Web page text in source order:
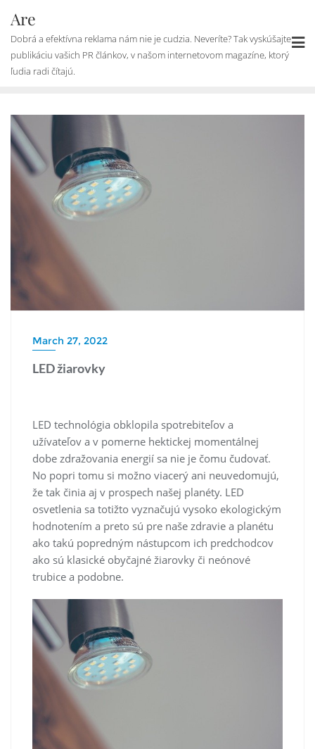
content
Are
Dobrá a efektívna reklama nám nie je cudzia. Neveríte? Tak vyskúšajte
publikáciu vašich PR článkov, v našom internetovom magazíne, ktorý
ľudia radi čítajú.
March 27, 2022
LED žiarovky
LED technológia obklopila spotrebiteľov a
užívateľov a v pomerne hektickej momentálnej
dobe zdražovania energií sa nie je čomu čudovať.
No popri tomu si možno viacerý ani neuvedomujú,
že tak činia aj v prospech našej planéty. LED
osvetlenia sa totižto vyznačujú vysoko ekologickým
hodnotením a preto sú pre naše zdravie a planétu
ako takú popredným nástupcom ich predchodcov
ako sú klasické obyčajné žiarovky či neónové
trubice a podobne.